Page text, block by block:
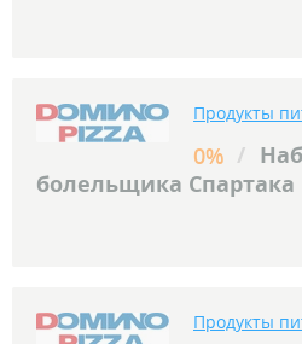
Продукты
0% /
болельщика Спартака
Продукты